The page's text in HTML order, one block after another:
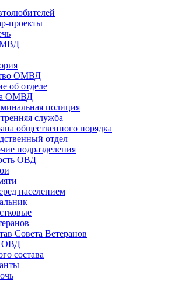
проекты
ОМВД
об отделе
ОМВД
полиция
служба
общественного порядка
отдел
подразделения
ОВД
населением
Совета Ветеранов
ОВД
состава